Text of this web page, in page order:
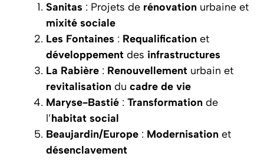
Sanitas : Projets de rénovation urbaine et
mixité sociale
Les Fontaines : Requalification et
développement des infrastructures
La Rabière : Renouvellement urbain et
revitalisation du cadre de vie
Maryse-Bastié : Transformation de
l’habitat social
Beaujardin/Europe : Modernisation et
désenclavement